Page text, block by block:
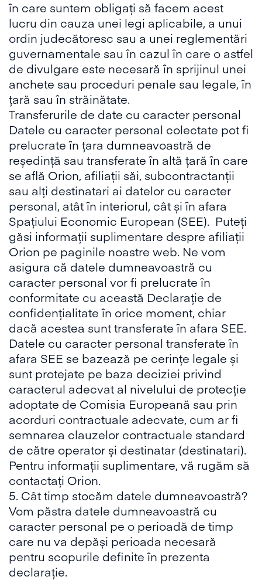
în care suntem obligați să facem acest
lucru din cauza unei legi aplicabile, a unui
ordin judecătoresc sau a unei reglementări
guvernamentale sau în cazul în care o astfel
de divulgare este necesară în sprijinul unei
anchete sau proceduri penale sau legale, în
țară sau în străinătate.
Transferurile de date cu caracter personal
Datele cu caracter personal colectate pot fi
prelucrate în țara dumneavoastră de
reședință sau transferate în altă țară în care
se află Orion, afiliații săi, subcontractanții
sau alți destinatari ai datelor cu caracter
personal, atât în interiorul, cât și în afara
Spațiului Economic European (SEE). Puteți
găsi informații suplimentare despre afiliații
Orion pe paginile noastre web. Ne vom
asigura că datele dumneavoastră cu
caracter personal vor fi prelucrate în
conformitate cu această Declarație de
confidențialitate în orice moment, chiar
dacă acestea sunt transferate în afara SEE.
Datele cu caracter personal transferate în
afara SEE se bazează pe cerințe legale și
sunt protejate pe baza deciziei privind
caracterul adecvat al nivelului de protecție
adoptate de Comisia Europeană sau prin
acorduri contractuale adecvate, cum ar fi
semnarea clauzelor contractuale standard
de către operator și destinatar (destinatari).
Pentru informații suplimentare, vă rugăm să
contactați Orion.
5. Cât timp stocăm datele dumneavoastră?
Vom păstra datele dumneavoastră cu
caracter personal pe o perioadă de timp
care nu va depăși perioada necesară
pentru scopurile definite în prezenta
declarație.